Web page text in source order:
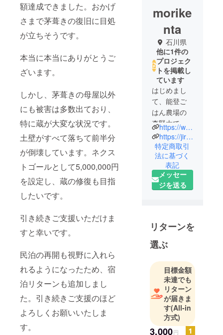
額達成できました。おかげ
さまで茅葺きの復旧に目処
が立ちそうです。
本当に本当にありがとうご
ざいます。
しかし、茅葺きの母屋以外
にも被害は多数出ており、
特に蔵が大変な状況です。
土壁がすべて落ちて前半分
が倒壊しています。ネクス
トゴールとして5,000,000円
を設定し、蔵の修復も目指
したいです。
引き続きご支援いただけま
すと幸いです。
民泊の再開も視野に入れら
れるようになったため、宿
泊リターンも追加しまし
た。引き続きご支援のほど
よろしくお願いいたしま
す。
morike
nta
石川県
他に1件の
プロジェク
トを掲載し
ています
はじめまし
て、能登ご
はん農場の
森賢太で
す。石川県
七尾市で
米、大豆、
能登塩の生
産をしてい
る36歳の農
茅葺きに生
まれ育ち、
13年熊本に
地震でも被
災しまし
た。2019年
に地元にU
ターンして
農業と塩炊
きをはじ
https://www.notogohan.com/
https://jirozami.com/
特定商取引
法に基づく
表記
メッセー
ジを送る
リターンを
選ぶ
目標金額
未達でも
リターン
が届きま
す(All-in
方式)
3,000円